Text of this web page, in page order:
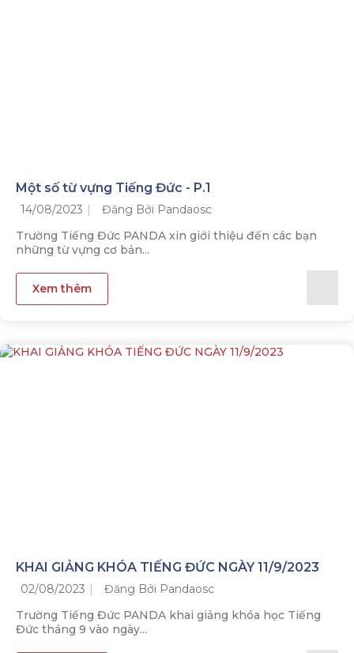
Một số từ vựng Tiếng Đức - P.1
14/08/2023
Đăng Bởi Pandaosc
Trường Tiếng Đức PANDA xin giới thiệu đến các bạn
những từ vựng cơ bản...
Xem thêm
KHAI GIẢNG KHÓA TIẾNG ĐỨC NGÀY 11/9/2023
02/08/2023
Đăng Bởi Pandaosc
Trường Tiếng Đức PANDA khai giảng khóa học Tiếng
Đức tháng 9 vào ngày...